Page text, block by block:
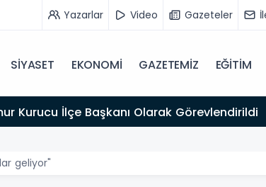
Yazarlar Video Gazeteler
SİYASET EKONOMİ GAZETEMİZ EĞİTİM
Kurucu İlçe Başkanı Olarak Görevlendirildi
geliyor"